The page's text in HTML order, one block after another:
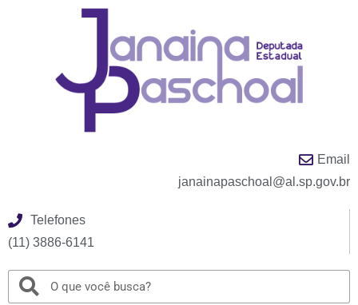
Email
janainapaschoal@al.sp.gov.br
Telefones
(11) 3886-6141